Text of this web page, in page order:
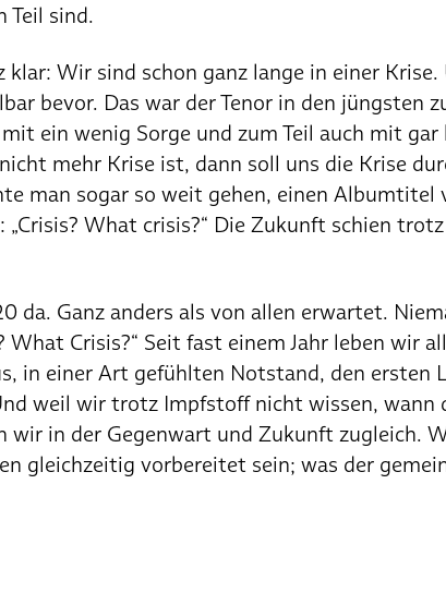
Teil sind.
klar: Wir sind schon ganz lange in einer
bevor. Das war der Tenor in den jüngsten
ein wenig Sorge und zum Teil auch mit gar
mehr Krise ist, dann soll uns die Krise
man sogar so weit gehen, einen Albumtitel
What crisis?“ Die Zukunft schien
da. Ganz anders als von allen erwartet.
Crisis?“ Seit fast einem Jahr leben wir
in einer Art gefühlten Notstand, den ersten
weil wir trotz Impfstoff nicht wissen, wann
wir in der Gegenwart und Zukunft zugleich.
gleichzeitig vorbereitet sein; was der